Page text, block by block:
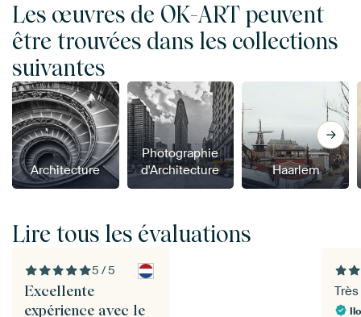
Les œuvres de OK-ART peuvent
être trouvées dans les collections
suivantes
Architecture
Photographie
d'Architecture
Haarlem
Lire tous les évaluations
5 / 5
Excellente
expérience avec le